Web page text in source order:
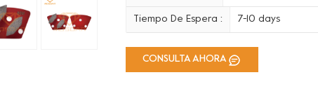
Tiempo De Espera : 7-10 days
CONSULTA AHORA